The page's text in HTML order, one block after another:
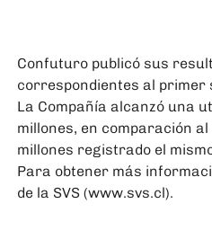
Confuturo publicó sus
correspondientes al primer
La Compañía alcanzó una
millones, en comparación
millones registrado el
Para obtener más
de la SVS (www.svs.cl).